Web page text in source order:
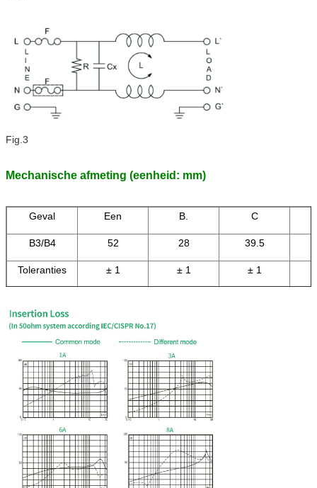
Fig.3
Mechanische afmeting (eenheid: mm)
Geval Een B. C
B3/B4 52 28 39.5
Toleranties ± 1 ± 1 ± 1